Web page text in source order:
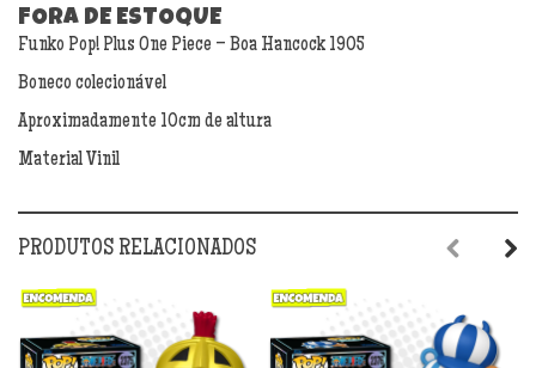
era:
R$349,90.
atual
é:
R$169,90.
FORA DE ESTOQUE
Funko Pop! Plus One Piece – Boa Hancock 1905
Boneco colecionável
Aproximadamente 10cm de altura
Material Vinil
PRODUTOS RELACIONADOS